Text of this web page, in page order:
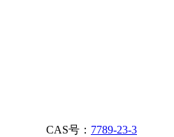
CAS号： 7789-23-3